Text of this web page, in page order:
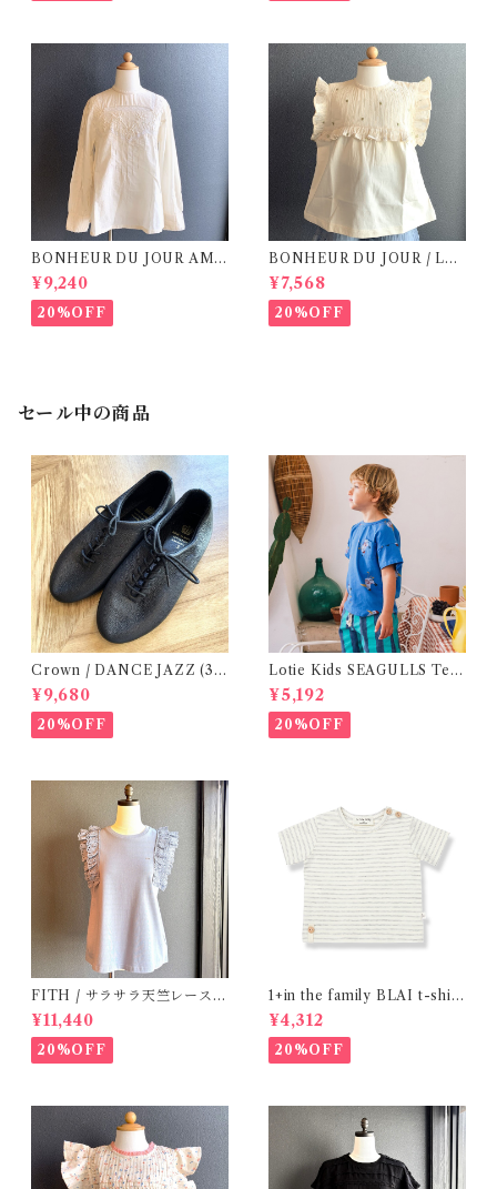
BONHEUR DU JOUR AME
LIE Blouse ( 8Y)
¥9,240
20%OFF
BONHEUR DU JOUR / LEL
IE ( 8,10Y)
¥7,568
20%OFF
セール中の商品
Crown / DANCE JAZZ (3:2
2cm / 6:24-24,5 ) Black
¥9,680
20%OFF
Lotie Kids SEAGULLS Tee
(12m- 8Y)
¥5,192
20%OFF
FITH / サラサラ天竺レースT
シャツ (BL) / 145・155
¥11,440
20%OFF
1+in the family BLAI t-shirt
(Grey)
¥4,312
20%OFF